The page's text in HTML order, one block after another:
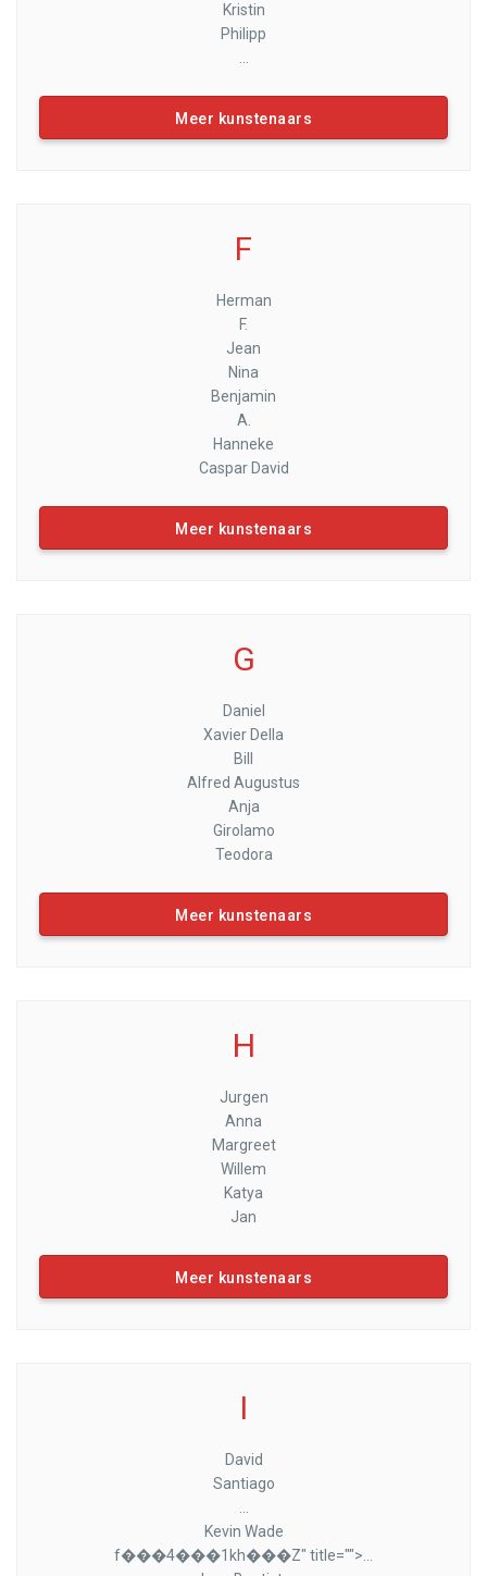
Kristin
Philipp
Meer kunstenaars
F
Herman
F.
Jean
Nina
Benjamin
A.
Hanneke
Caspar David
Meer kunstenaars
G
Daniel
Xavier Della
Bill
Alfred Augustus
Anja
Girolamo
Teodora
Meer kunstenaars
H
Jurgen
Anna
Margreet
Willem
Katya
Jan
Meer kunstenaars
I
David
Santiago
Kevin Wade
f���4���1kh���Z" title="">...